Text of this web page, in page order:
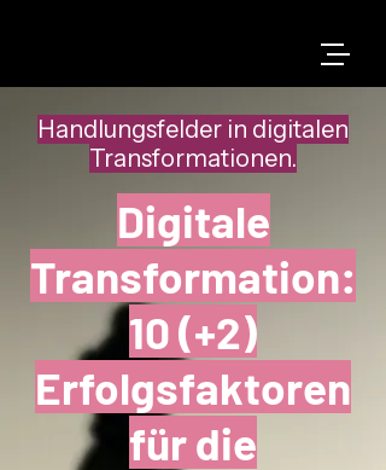
Handlungsfelder in digitalen
Transformationen.
Digitale
Transformation:
10 (+2)
Erfolgsfaktoren
für die